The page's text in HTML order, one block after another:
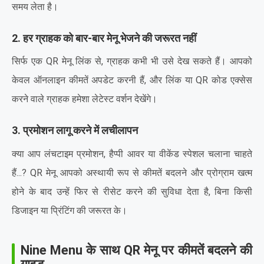
समय लेता है।
2. हर ग्राहक को बार-बार मेनू भेजने की जरूरत नहीं
सिर्फ एक QR मेनू लिंक से, ग्राहक कभी भी उसे देख सकते हैं। आपको
केवल ऑनलाइन कीमतें अपडेट करनी हैं, और लिंक या QR कोड एक्सेस
करने वाले ग्राहक हमेशा लेटेस्ट वर्शन देखेंगे।
3. प्रमोशन लागू करने में लचीलापन
क्या आप लंचटाइम प्रमोशन, हैप्पी आवर या वीकेंड स्पेशल चलाना चाहते
हैं...? QR मेनू आपको अस्थायी रूप से कीमतें बदलने और प्रोग्राम खत्म
होने के बाद उन्हें फिर से रीसेट करने की सुविधा देता है, बिना किसी
डिजाइन या प्रिंटिंग की जरूरत के।
Nine Menu के साथ QR मेनू पर कीमतें बदलने की